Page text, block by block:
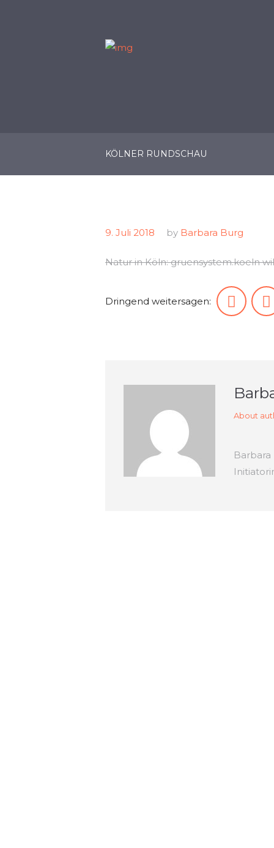
KÖLNER RUNDSCHAU
9. Juli 2018 by Barbara Burg
Natur in Köln: gruensystem.koeln
Dringend weitersagen:
About